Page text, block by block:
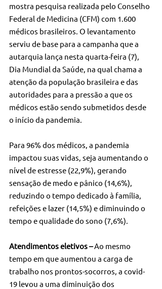
mostra pesquisa realizada pelo Conselho
Federal de Medicina (CFM) com 1.600
médicos brasileiros. O levantamento
serviu de base para a campanha que a
autarquia lança nesta quarta-feira (7),
Dia Mundial da Saúde, na qual chama a
atenção da população brasileira e das
autoridades para a pressão a que os
médicos estão sendo submetidos desde
o início da pandemia.
Para 96% dos médicos, a pandemia
impactou suas vidas, seja aumentando o
nível de estresse (22,9%), gerando
sensação de medo e pânico (14,6%),
reduzindo o tempo dedicado à família,
refeições e lazer (14,5%) e diminuindo o
tempo e qualidade do sono (7,6%).
Atendimentos eletivos – Ao mesmo
tempo em que aumentou a carga de
trabalho nos prontos-socorros, a covid-
19 levou a uma diminuição dos